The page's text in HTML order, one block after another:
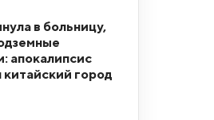
в больницу,
апокалипсис
город